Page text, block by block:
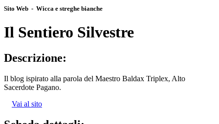
Sito Web - Wicca e streghe bianche
Il Sentiero Silvestre
Descrizione:
Il blog ispirato alla parola del Maestro Baldax Triplex, Alto
Sacerdote Pagano.
Vai al sito